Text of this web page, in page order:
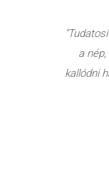
a
kallódni